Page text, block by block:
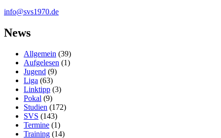
info@svs1970.de
News
Allgemein (39)
Aufgelesen (1)
Jugend (9)
Liga (63)
Linktipp (3)
Pokal (9)
Studien (172)
SVS (143)
Termine (1)
Training (14)